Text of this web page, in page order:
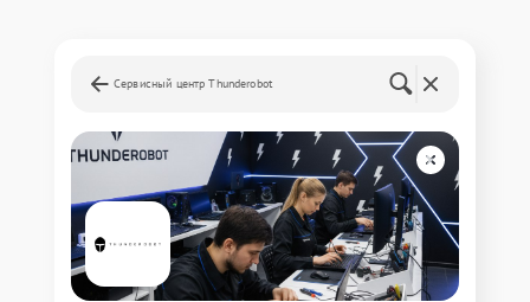
Сервисный центр Thunderobot